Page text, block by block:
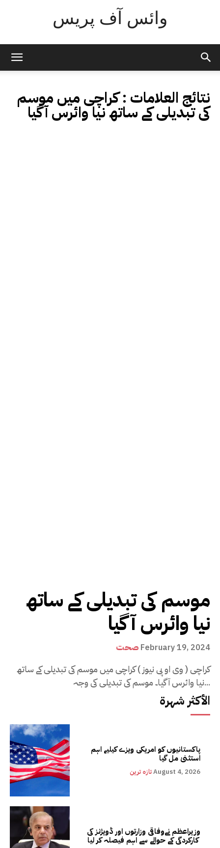
وائس آف پریس
نتائج العلامات :کراچی میں موسم
کی تبدیلی کے ساتھ نیا وائرس آگیا
موسم کی تبدیلی کے ساتھ
نیا وائرس آگیا
صحت February 19, 2024
کراچی ( وی او پی نیوز ) کراچی میں موسم کی تبدیلی کے ساتھ
نیا وائرس آگیا۔ موسم کی تبدیلی کی وجہ...
الأكثر شهرة
پاکستانیوں کو امریکی ویزے کیلیے اہم
استثنیٰ مل گیا
تازہ ترینAugust 4, 2026
وزیراعظم نےوفاقی وزارتوں اور ڈویژنز کی
کارکردگی کے حوالے سے اہم فیصلہ کر لیا